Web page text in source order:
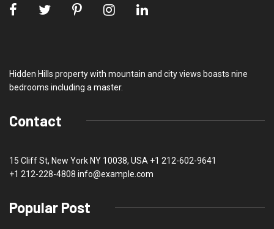
Hidden Hills property with mountain and city views boasts nine
bedrooms including a master.
Contact
15 Cliff St, New York NY 10038, USA +1 212-602-9641
+1 212-228-4808 info@example.com
Popular Post